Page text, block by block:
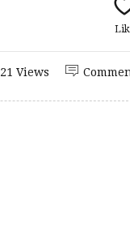
21 Views